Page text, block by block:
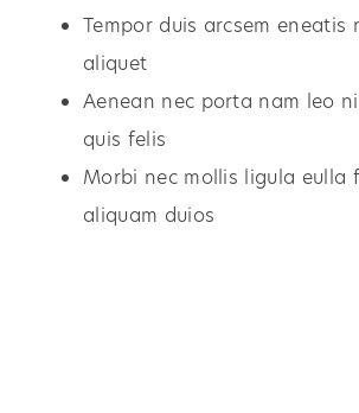
Tempor duis arcsem eneatis
aliquet
Aenean nec porta nam leo
quis felis
Morbi nec mollis ligula eulla
aliquam duios